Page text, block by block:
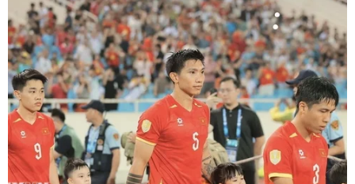
(Ảnh minh họa: Anh Tuấn/TTXVN)
Thiếu hụt lao động trầm trọng để phục hồi sản
xuất trong những tháng cuối năm đang là nỗi lo
của không ít doanh nghiệp sản xuất. Suốt một